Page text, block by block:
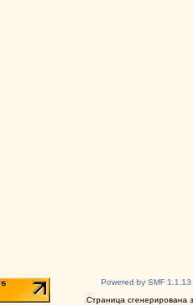
Powered by SMF 1.1.13
Страница сгенерирована